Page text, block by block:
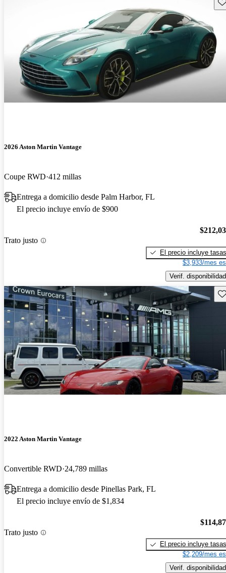
2026 Aston Martin Vantage
Coupe RWD 412 millas
Entrega a domicilio desde Palm Harbor, FL
El precio incluye envío de $900
Trato justo
El precio incluye tasas
$3,933/mes
Verif. disponibilidad
2022 Aston Martin Vantage
Convertible RWD 24,789 millas
Entrega a domicilio desde Pinellas Park, FL
El precio incluye envío de $1,834
Trato justo
El precio incluye tasas
$2,209/mes
Verif. disponibilidad